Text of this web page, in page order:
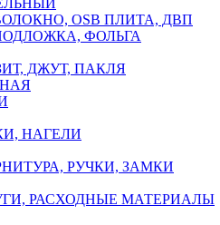
OSB ПЛИТА, ДВП
ФОЛЬГА
ДЖУТ, ПАКЛЯ
НАГЕЛИ
РУЧКИ, ЗАМКИ
РАСХОДНЫЕ МАТЕРИАЛЫ